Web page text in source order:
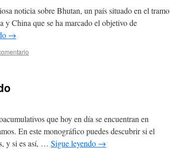
noticia sobre Bhutan, un país situado en el tramo
China que se ha marcado el objetivo de
→
que hoy en día se encuentran en
En este monográfico puedes descubrir si el
y si es así, … Sigue leyendo →